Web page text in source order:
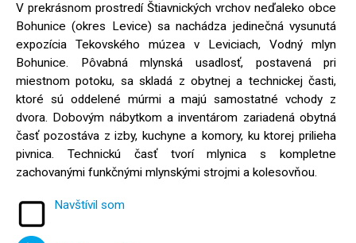
V prekrásnom prostredí Štiavnických vrchov neďaleko obce
Bohunice (okres Levice) sa nachádza jedinečná vysunutá
expozícia Tekovského múzea v Leviciach, Vodný mlyn
Bohunice. Pôvabná mlynská usadlosť, postavená pri
miestnom potoku, sa skladá z obytnej a technickej časti,
ktoré sú oddelené múrmi a majú samostatné vchody z
dvora. Dobovým nábytkom a inventárom zariadená obytná
časť pozostáva z izby, kuchyne a komory, ku ktorej prilieha
pivnica. Technickú časť tvorí mlynica s kompletne
zachovanými funkčnými mlynskými strojmi a kolesovňou.
Navštívil som